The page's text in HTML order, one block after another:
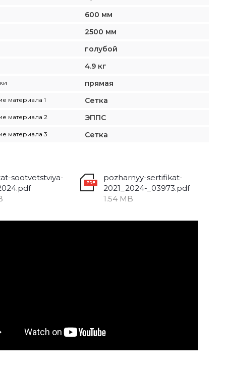
600 мм
2500 мм
голубой
4.9 кг
прямая
материала 1 Сетка
материала 2 ЭППС
материала 3 Сетка
sootvetstviya-
pozharnyy-sertifikat-
2021_2024-_03973.pdf
1.54 MB